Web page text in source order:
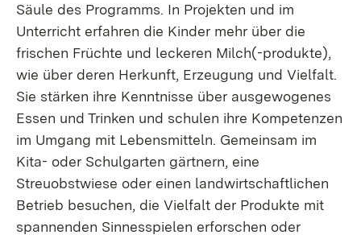
Säule des Programms. In Projekten und im
Unterricht erfahren die Kinder mehr über die
frischen Früchte und leckeren Milch(-produkte),
wie über deren Herkunft, Erzeugung und Vielfalt.
Sie stärken ihre Kenntnisse über ausgewogenes
Essen und Trinken und schulen ihre Kompetenzen
im Umgang mit Lebensmitteln. Gemeinsam im
Kita- oder Schulgarten gärtnern, eine
Streuobstwiese oder einen landwirtschaftlichen
Betrieb besuchen, die Vielfalt der Produkte mit
spannenden Sinnesspielen erforschen oder